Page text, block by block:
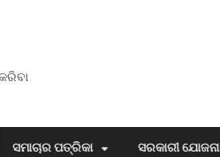
ସମାଚାର ପତ୍ରିକା ସରକାରୀ ଯୋଜନା